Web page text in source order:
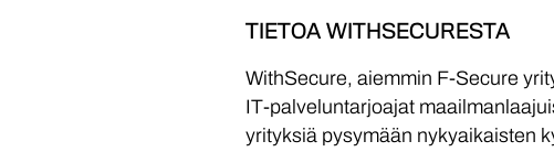
TIETOA WITHSECURESTA
WithSecure, aiemmin F-Secure
IT-palveluntarjoajat
yrityksiä pysymään nykyaikaisten